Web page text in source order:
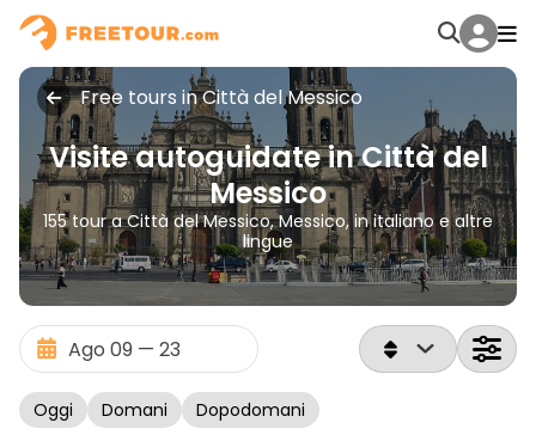
Free tours in Città del Messico
Visite autoguidate in Città del
Messico
155 tour a Città del Messico, Messico, in italiano e altre
lingue
Oggi Domani Dopodomani